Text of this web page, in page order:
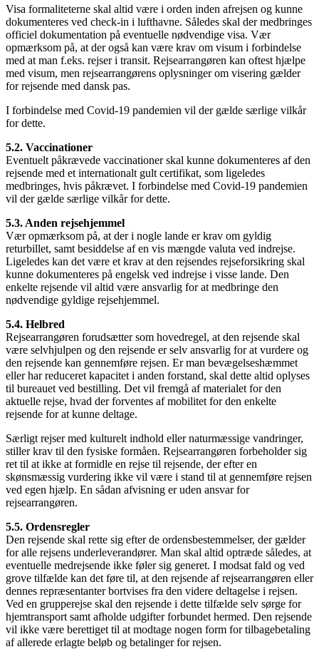
Visa formaliteterne skal altid være i orden inden afrejsen og kunne
dokumenteres ved check-in i lufthavne. Således skal der medbringes
officiel dokumentation på eventuelle nødvendige visa. Vær
opmærksom på, at der også kan være krav om visum i forbindelse
med at man f.eks. rejser i transit. Rejsearrangøren kan oftest hjælpe
med visum, men rejsearrangørens oplysninger om visering gælder
for rejsende med dansk pas.
I forbindelse med Covid-19 pandemien vil der gælde særlige vilkår
for dette.
5.2. Vaccinationer
Eventuelt påkrævede vaccinationer skal kunne dokumenteres af den
rejsende med et internationalt gult certifikat, som ligeledes
medbringes, hvis påkrævet. I forbindelse med Covid-19 pandemien
vil der gælde særlige vilkår for dette.
5.3. Anden rejsehjemmel
Vær opmærksom på, at der i nogle lande er krav om gyldig
returbillet, samt besiddelse af en vis mængde valuta ved indrejse.
Ligeledes kan det være et krav at den rejsendes rejseforsikring skal
kunne dokumenteres på engelsk ved indrejse i visse lande. Den
enkelte rejsende vil altid være ansvarlig for at medbringe den
nødvendige gyldige rejsehjemmel.
5.4. Helbred
Rejsearrangøren forudsætter som hovedregel, at den rejsende skal
være selvhjulpen og den rejsende er selv ansvarlig for at vurdere og
den rejsende kan gennemføre rejsen. Er man bevægelseshæmmet
eller har reduceret kapacitet i anden forstand, skal dette altid oplyses
til bureauet ved bestilling. Det vil fremgå af materialet for den
aktuelle rejse, hvad der forventes af mobilitet for den enkelte
rejsende for at kunne deltage.
Særligt rejser med kulturelt indhold eller naturmæssige vandringer,
stiller krav til den fysiske formåen. Rejsearrangøren forbeholder sig
ret til at ikke at formidle en rejse til rejsende, der efter en
skønsmæssig vurdering ikke vil være i stand til at gennemføre rejsen
ved egen hjælp. En sådan afvisning er uden ansvar for
rejsearrangøren.
5.5. Ordensregler
Den rejsende skal rette sig efter de ordensbestemmelser, der gælder
for alle rejsens underleverandører. Man skal altid optræde således, at
eventuelle medrejsende ikke føler sig generet. I modsat fald og ved
grove tilfælde kan det føre til, at den rejsende af rejsearrangøren eller
dennes repræsentanter bortvises fra den videre deltagelse i rejsen.
Ved en grupperejse skal den rejsende i dette tilfælde selv sørge for
hjemtransport samt afholde udgifter forbundet hermed. Den rejsende
vil ikke være berettiget til at modtage nogen form for tilbagebetaling
af allerede erlagte beløb og betalinger for rejsen.